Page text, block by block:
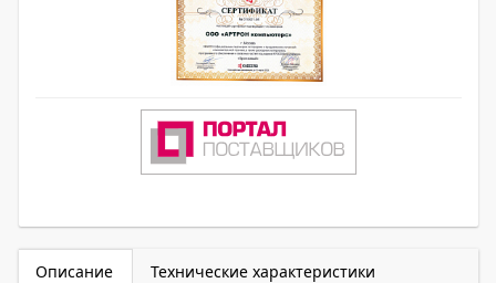
Описание Технические характеристики